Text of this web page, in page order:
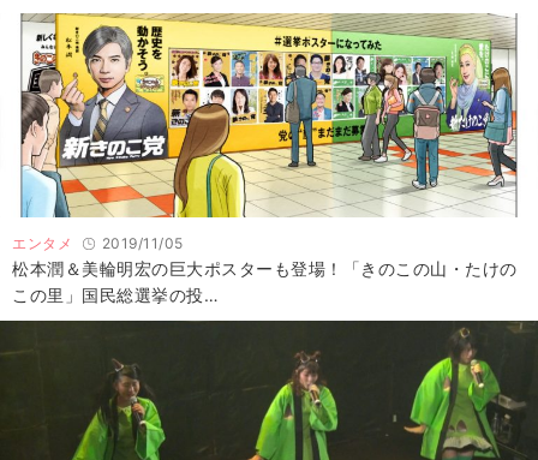
エンタメ 2019/11/05
松本潤＆美輪明宏の巨大ポスターも登場！「きのこの山・たけの
この里」国民総選挙の投…